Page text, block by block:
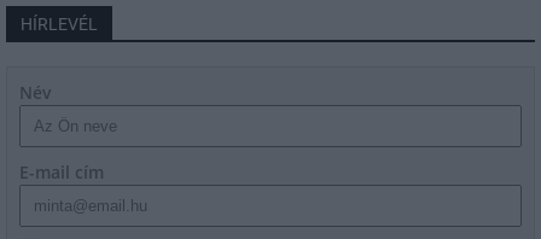
HÍRLEVÉL
Név
E-mail cím